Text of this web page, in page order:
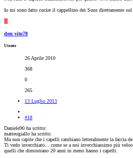
Io mi sono fatto cucire il cappellino dei Suns direttamente
D
don vito78
Utente
26 Aprile 2010
368
0
265
13 Luglio 2013
#18
Daniele90 ha scritto:
matteogiallo ha scritto:
Ma non capite che i capelli cambiano letteralmente la faccia
Ti vedo invecchiato... come se a noi invecchiassimo più
quelli che dimostrano 20 anni in meno hanno i capelli.